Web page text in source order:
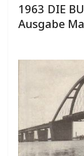
1963 DIE
Ausgabe